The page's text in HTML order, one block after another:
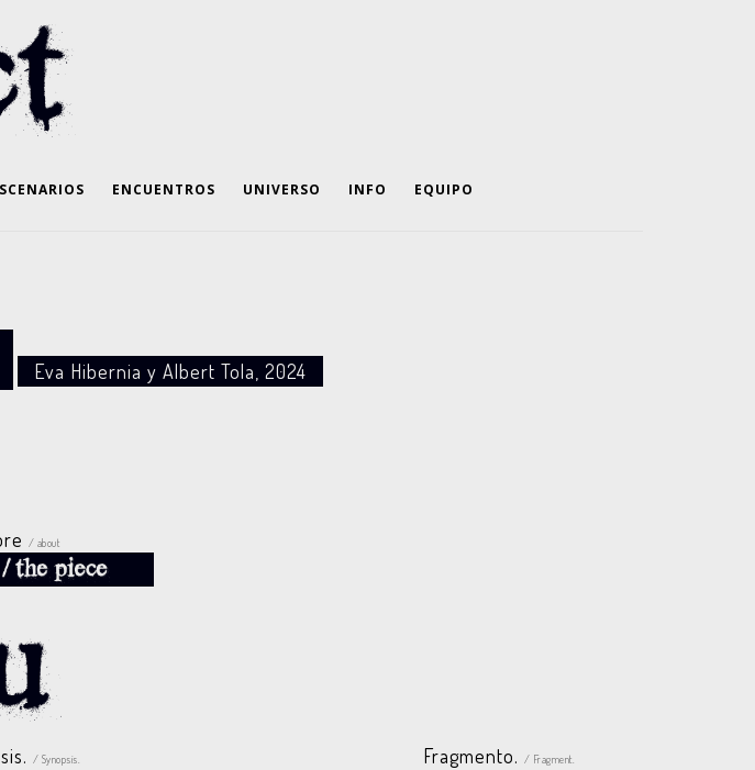
ENCUENTROS UNIVERSO INFO EQUIPO
Eva Hibernia y Albert Tola, 2024
/ about
/ Synopsis. Fragmento. / Fragment.